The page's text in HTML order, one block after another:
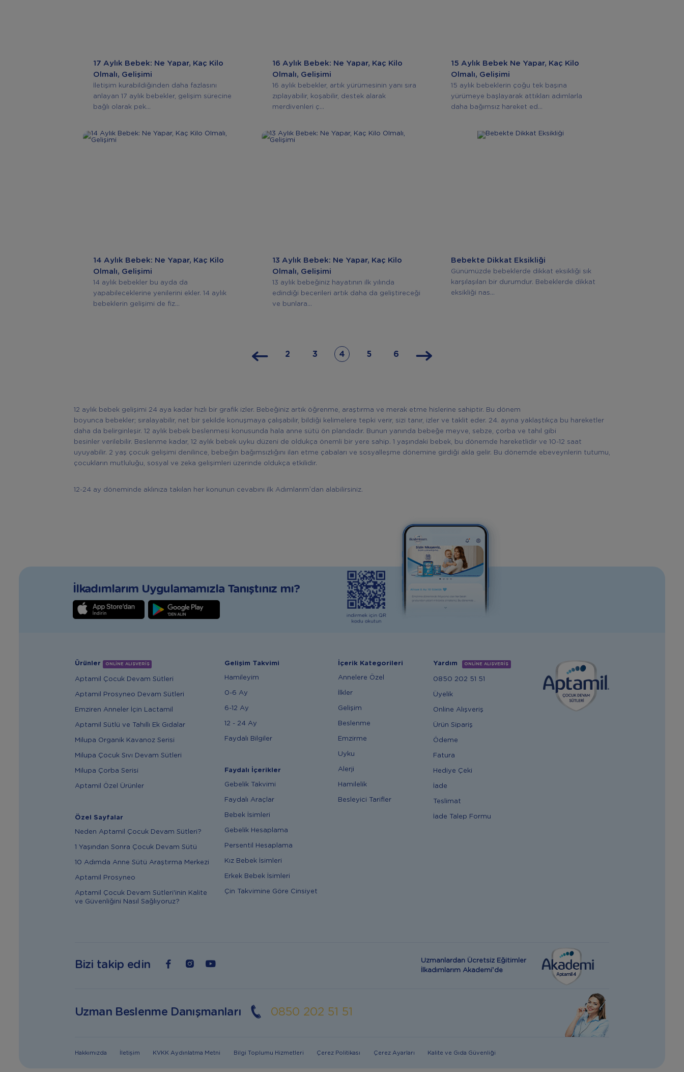
17 Aylık Bebek: Ne Yapar, Kaç Kilo
Olmalı, Gelişimi
İletişim kurabildiğinden daha fazlasını
anlayan 17 aylık bebekler, gelişim sürecine
bağlı olarak pek...
16 Aylık Bebek: Ne Yapar, Kaç Kilo
Olmalı, Gelişimi
16 aylık bebekler, artık yürümesinin yanı sıra
zıplayabilir, koşabilir, destek alarak
merdivenleri ç...
15 Aylık Bebek Ne Yapar, Kaç Kilo
Olmalı, Gelişimi
15 aylık bebeklerin çoğu tek başına
yürümeye başlayarak attıkları adımlarla
daha bağımsız hareket ed...
14 Aylık Bebek: Ne Yapar, Kaç Kilo
Olmalı, Gelişimi
14 aylık bebekler bu ayda da
yapabileceklerine yenilerini ekler. 14 aylık
bebeklerin gelişimi de fiz...
13 Aylık Bebek: Ne Yapar, Kaç Kilo
Olmalı, Gelişimi
13 aylık bebeğiniz hayatının ilk yılında
edindiği becerileri artık daha da geliştireceği
ve bunlara...
Bebekte Dikkat Eksikliği
Günümüzde bebeklerde dikkat eksikliği sık
karşılaşılan bir durumdur. Bebeklerde dikkat
eksikliği nas...
2 3 4 5 6
12 aylık bebek gelişimi 24 aya kadar hızlı bir grafik izler. Bebeğiniz artık öğrenme, araştırma ve merak etme hislerine sahiptir. Bu dönem
boyunca bebekler; sıralayabilir, net bir şekilde konuşmaya çalışabilir, bildiği kelimelere tepki verir, sizi tanır, izler ve taklit eder. 24. ayına yaklaştıkça bu hareketler
daha da belirginleşir. 12 aylık bebek beslenmesi konusunda hala anne sütü ön plandadır. Bunun yanında bebeğe meyve, sebze, çorba ve tahıl gibi
besinler verilebilir. Beslenme kadar, 12 aylık bebek uyku düzeni de oldukça önemli bir yere sahip. 1 yaşındaki bebek, bu dönemde hareketlidir ve 10-12 saat
uyuyabilir. 2 yaş çocuk gelişimi denilince, bebeğin bağımsızlığını ilan etme çabaları ve sosyalleşme dönemine girdiği akla gelir. Bu dönemde ebeveynlerin tutumu,
çocukların mutluluğu, sosyal ve zeka gelişimleri üzerinde oldukça etkilidir.
12-24 ay döneminde aklınıza takılan her konunun cevabını ilk Adımlarım’dan alabilirsiniz.
İlkadımlarım Uygulamamızla Tanıştınız mı?
Ürünler ONLİNE ALIŞVERİŞ
Aptamil Çocuk Devam Sütleri
Aptamil Prosyneo Devam Sütleri
Emziren Anneler İçin Lactamil
Aptamil Sütlü ve Tahıllı Ek Gıdalar
Milupa Organik Kavanoz Serisi
Milupa Çocuk Sıvı Devam Sütleri
Milupa Çorba Serisi
Aptamil Özel Ürünler
Özel Sayfalar
Neden Aptamil Çocuk Devam Sütleri?
1 Yaşından Sonra Çocuk Devam Sütü
10 Adımda Anne Sütü Araştırma Merkezi
Aptamil Prosyneo
Aptamil Çocuk Devam Sütleri'inin Kalite
ve Güvenliğini Nasıl Sağlıyoruz?
Gelişim Takvimi
Hamileyim
0-6 Ay
6-12 Ay
12 - 24 Ay
Faydalı Bilgiler
Faydalı İçerikler
Gebelik Takvimi
Faydalı Araçlar
Bebek İsimleri
Gebelik Hesaplama
Persentil Hesaplama
Kız Bebek İsimleri
Erkek Bebek İsimleri
Çin Takvimine Göre Cinsiyet
İçerik Kategorileri
Annelere Özel
İlkler
Gelişim
Beslenme
Emzirme
Uyku
Alerji
Hamilelik
Besleyici Tarifler
Yardım ONLİNE ALIŞVERİŞ
0850 202 51 51
Üyelik
Online Alışveriş
Ürün Sipariş
Ödeme
Fatura
Hediye Çeki
İade
Teslimat
İade Talep Formu
Bizi takip edin
Uzmanlardan Ücretsiz Eğitimler
İlkadımlarım Akademi’de
Uzman Beslenme Danışmanları 0850 202 51 51
Hakkımızda İletişim KVKK Aydınlatma Metni Bilgi Toplumu Hizmetleri Çerez Politikası Çerez Ayarları Kalite ve Gıda Güvenliği